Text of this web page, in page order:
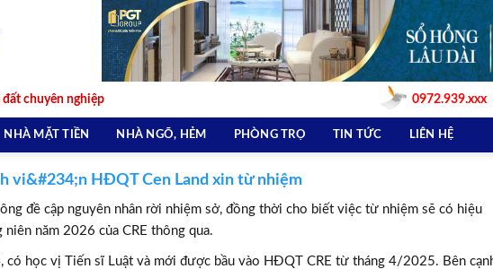
chuyên nghiệp 0972.939.xxx
NHÀ MẶT TIỀN NHÀ NGÕ, HẺM PHÒNG TRỌ TIN TỨC LIÊN HỆ
vi&#234;n HĐQT Cen Land xin từ nhiệm
đề cập nguyên nhân rời nhiệm sở, đồng thời cho biết việc từ nhiệm sẽ có hiệu
năm 2026 của CRE thông qua.
học vị Tiến sĩ Luật và mới được bầu vào HĐQT CRE từ tháng 4/2025. Bên